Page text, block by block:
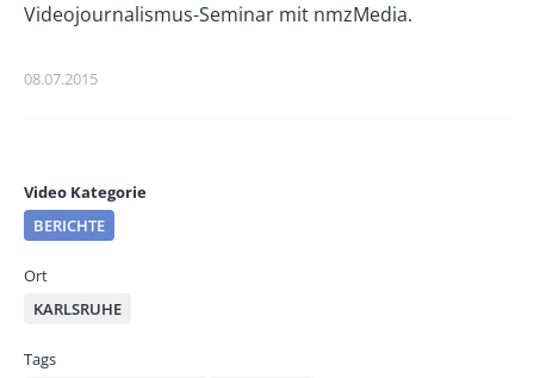
Videojournalismus-Seminar mit nmzMedia.
Publikationsdatum
08.07.2015
Video Kategorie
BERICHTE
Ort
KARLSRUHE
Tags